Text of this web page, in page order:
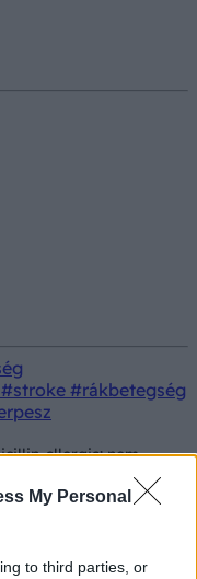
My Personal
to third parties, or
#stroke #rákbetegség
allergia: nem